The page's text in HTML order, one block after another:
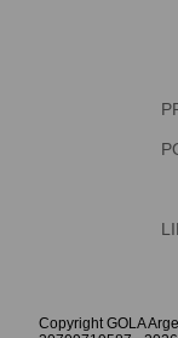
Copyright GOLA